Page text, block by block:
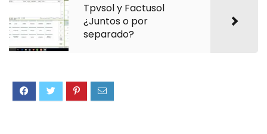
Tpvsol y Factusol
¿Juntos o por
separado?